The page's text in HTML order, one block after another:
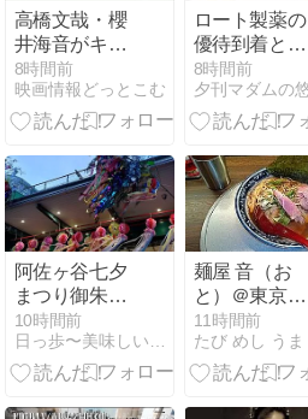
高橋文哉・櫻
井海音がキッ
クインセレモ
ニーに登場
『ブルーロッ
8時間前
映画情報どっとこむ
ロート製薬の
優待到着と追
加の寄付
8時間前
阿佐ヶ谷七夕
まつり御朱印
@阿佐ヶ谷神
明宮
10時間前
日っ歩〜美味しいもの、映画、子育て．．．の日々〜
麺屋 音（お
と）＠東京都
足立区/北千住
駅
11時間前